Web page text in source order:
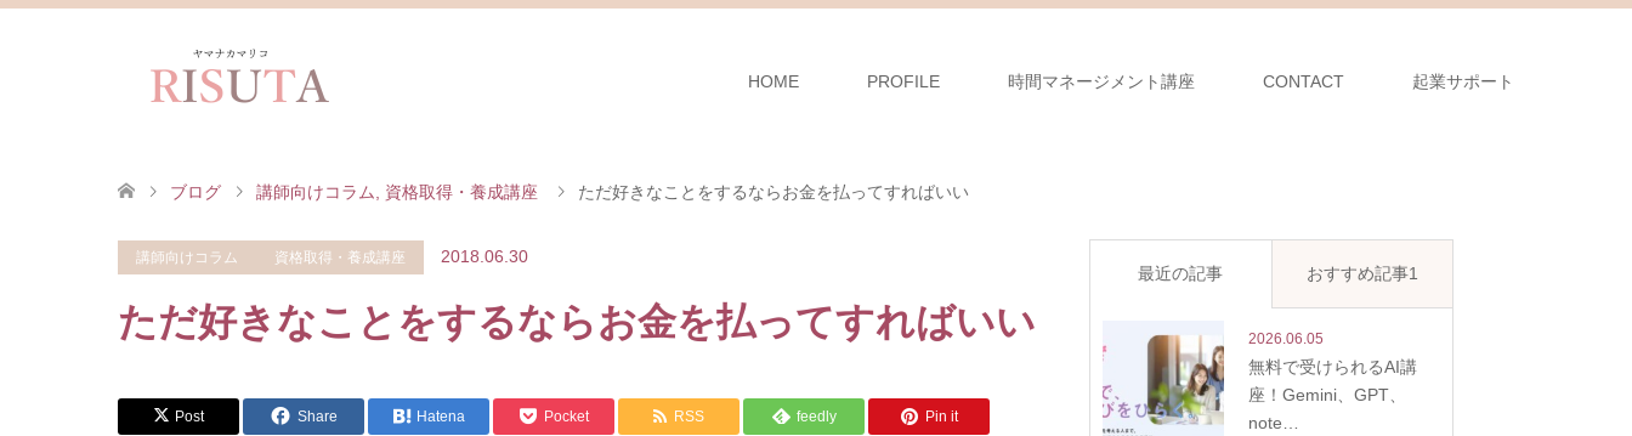
HOME PROFILE 時間マネージメント講座 CONTACT 起業サポート
ブログ 講師向けコラム 資格取得・養成講座 ただ好きなことをするならお金を払ってすればいい
講師向けコラム 資格取得・養成講座 2018.06.30
ただ好きなことをするならお金を払ってすればいい
Post Share Hatena Pocket RSS feedly Pin it
最近の記事 おすすめ記事1
2026.06.05
無料で受けられるAI講
座！Gemini、GPT、
note…